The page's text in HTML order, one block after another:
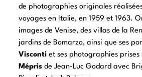
de photographies originales
voyages en Italie, en 1959 et 1963.
images de Venise, des villas de la
jardins de Bomarzo, ainsi que ses
Viscontiet ses photographies prises
Méprisde Jean-Luc Godard avec